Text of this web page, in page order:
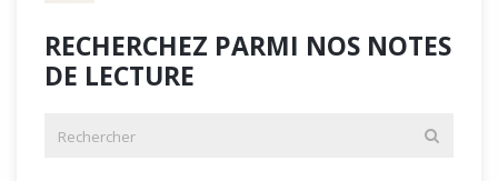
RECHERCHEZ PARMI NOS NOTES
DE LECTURE